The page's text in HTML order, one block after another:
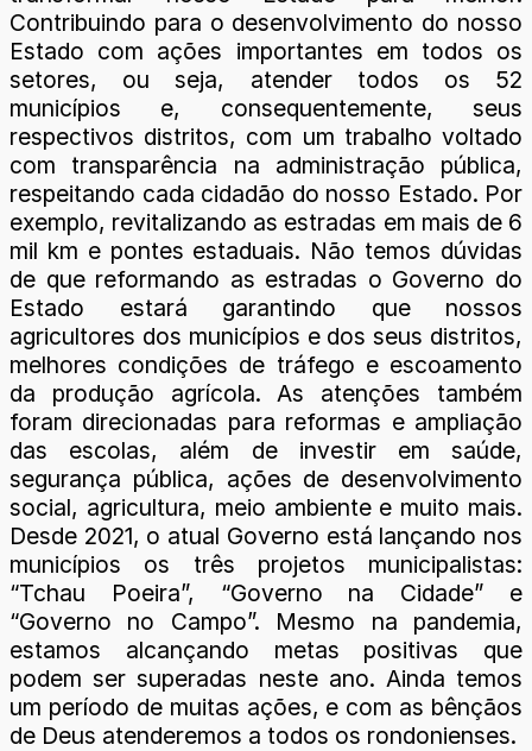
Contribuindo para o desenvolvimento do nosso
Estado com ações importantes em todos os
setores, ou seja, atender todos os 52
municípios e, consequentemente, seus
respectivos distritos, com um trabalho voltado
com transparência na administração pública,
respeitando cada cidadão do nosso Estado. Por
exemplo, revitalizando as estradas em mais de 6
mil km e pontes estaduais. Não temos dúvidas
de que reformando as estradas o Governo do
Estado estará garantindo que nossos
agricultores dos municípios e dos seus distritos,
melhores condições de tráfego e escoamento
da produção agrícola. As atenções também
foram direcionadas para reformas e ampliação
das escolas, além de investir em saúde,
segurança pública, ações de desenvolvimento
social, agricultura, meio ambiente e muito mais.
Desde 2021, o atual Governo está lançando nos
municípios os três projetos municipalistas:
“Tchau Poeira”, “Governo na Cidade” e
“Governo no Campo”. Mesmo na pandemia,
estamos alcançando metas positivas que
podem ser superadas neste ano. Ainda temos
um período de muitas ações, e com as bênçãos
de Deus atenderemos a todos os rondonienses.